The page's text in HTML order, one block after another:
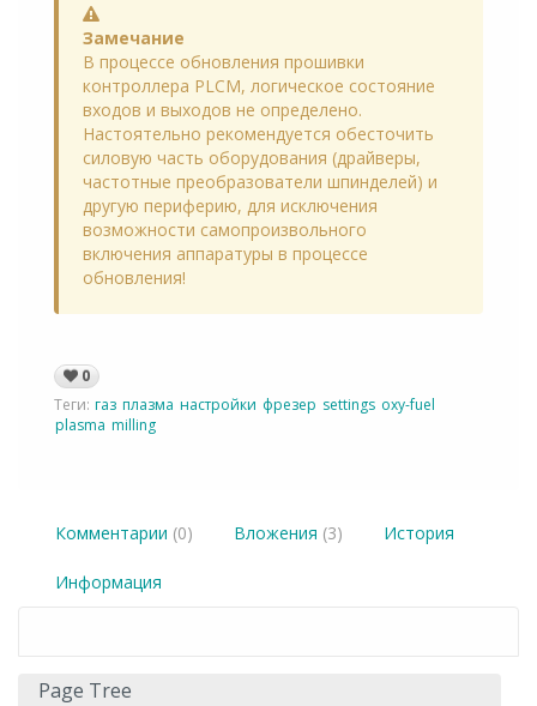
Warning
Замечание
В процессе обновления прошивки
контроллера PLCM, логическое состояние
входов и выходов не определено.
Настоятельно рекомендуется обесточить
силовую часть оборудования (драйверы,
частотные преобразователи шпинделей) и
другую периферию, для исключения
возможности самопроизвольного
включения аппаратуры в процессе
обновления!
0
Теги: газ плазма настройки фрезер settings oxy-fuel
plasma milling
Комментарии (0) Вложения (3) История
Информация
Page Tree